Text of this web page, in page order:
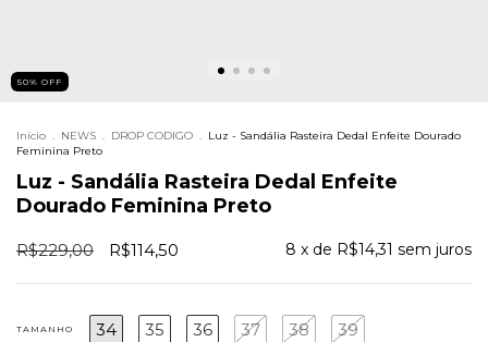
50% OFF
Início . NEWS . DROP CODIGO . Luz - Sandália Rasteira Dedal Enfeite Dourado
Feminina Preto
Luz - Sandália Rasteira Dedal Enfeite
Dourado Feminina Preto
R$229,00 R$114,50 8 x de R$14,31 sem juros
TAMANHO 34 35 36 37 38 39